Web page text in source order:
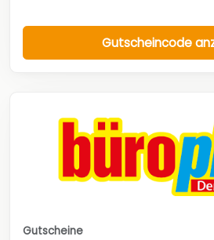
Gutscheincode
Gutscheine